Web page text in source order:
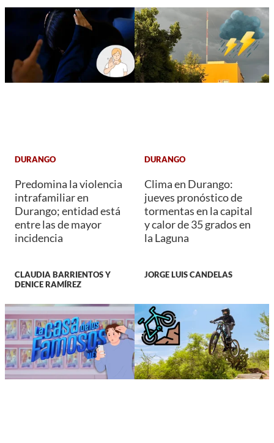
DURANGO
Predomina la violencia
intrafamiliar en
Durango; entidad está
entre las de mayor
incidencia
CLAUDIA BARRIENTOS Y
DENICE RAMÍREZ
DURANGO
Clima en Durango:
jueves pronóstico de
tormentas en la capital
y calor de 35 grados en
la Laguna
JORGE LUIS CANDELAS